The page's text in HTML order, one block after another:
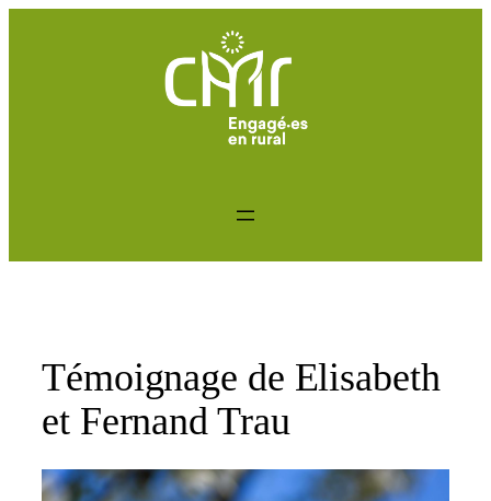
Témoignage de Elisabeth
et Fernand Trau